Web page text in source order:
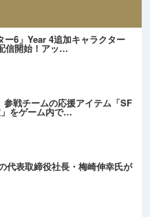
ー6」Year 4追加キャラクター
信開始！アッ…
参戦チームの応援アイテム「SF
をゲーム内で…
代表取締役社長・梅崎伸幸氏が